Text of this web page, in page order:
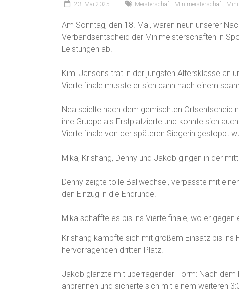
23. Mai 2025 Meisterschaft, Minimeisterschaft,
Am Sonntag, den 18. Mai, waren neun unserer
Verbandsentscheid der Minimeisterschaften in
Leistungen ab!
Kimi Jansons trat in der jüngsten Altersklasse an
Viertelfinale musste er sich dann nach einem
Nea spielte nach dem gemischten Ortsentscheid
ihre Gruppe als Erstplatzierte und konnte sich
Viertelfinale von der späteren Siegerin gestoppt
Mika, Krishang, Denny und Jakob gingen in der
Denny zeigte tolle Ballwechsel, verpasste mit
den Einzug in die Endrunde.
Mika schaffte es bis ins Viertelfinale, wo er gegen
Krishang kämpfte sich mit großem Einsatz bis ins
hervorragenden dritten Platz.
Jakob glänzte mit überragender Form: Nach dem
anbrennen und sicherte sich mit einem weiteren